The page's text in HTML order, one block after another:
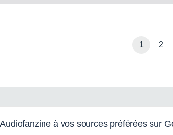
1 2
à vos sources préférées sur